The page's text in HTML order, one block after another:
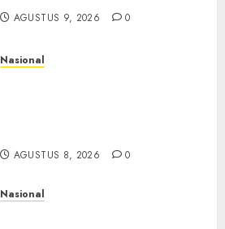
AGUSTUS 9, 2026 0
Nasional
AGUSTUS 8, 2026 0
Nasional